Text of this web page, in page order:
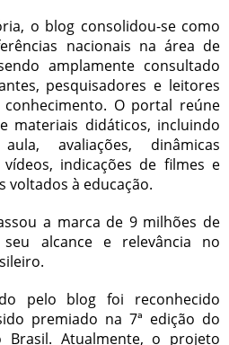
o blog consolidou-se como
nacionais na área de
amplamente consultado
pesquisadores e leitores
O portal reúne
materiais didáticos, incluindo
avaliações, dinâmicas
vídeos, indicações de filmes e
voltados à educação.
a marca de 9 milhões de
seu alcance e relevância no
pelo blog foi reconhecido
premiado na 7ª edição do
Brasil. Atualmente, o projeto